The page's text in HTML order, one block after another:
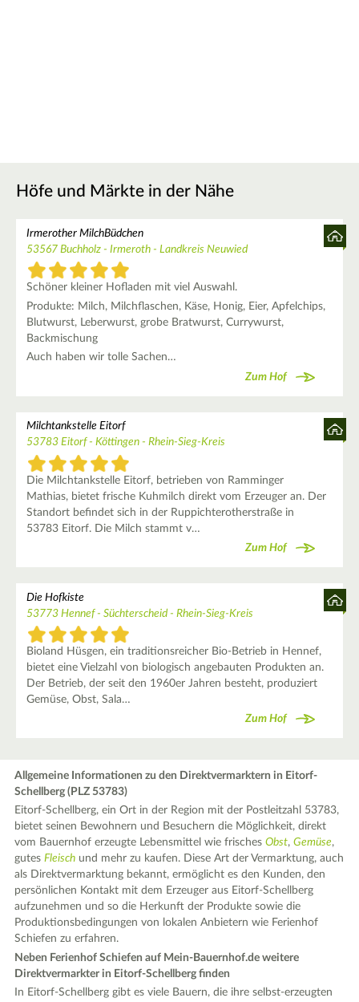
Höfe und Märkte in der Nähe
Irmerother MilchBüdchen
53567 Buchholz - Irmeroth - Landkreis Neuwied
Schöner kleiner Hofladen mit viel Auswahl.
Produkte: Milch, Milchflaschen, Käse, Honig, Eier, Apfelchips,
Blutwurst, Leberwurst, grobe Bratwurst, Currywurst,
Backmischung
Auch haben wir tolle Sachen…
Zum Hof
Milchtankstelle Eitorf
53783 Eitorf - Köttingen - Rhein-Sieg-Kreis
Die Milchtankstelle Eitorf, betrieben von Ramminger
Mathias, bietet frische Kuhmilch direkt vom Erzeuger an. Der
Standort befindet sich in der Ruppichterotherstraße in
53783 Eitorf. Die Milch stammt v…
Zum Hof
Die Hofkiste
53773 Hennef - Süchterscheid - Rhein-Sieg-Kreis
Bioland Hüsgen, ein traditionsreicher Bio-Betrieb in Hennef,
bietet eine Vielzahl von biologisch angebauten Produkten an.
Der Betrieb, der seit den 1960er Jahren besteht, produziert
Gemüse, Obst, Sala…
Zum Hof
Allgemeine Informationen zu den Direktvermarktern in Eitorf-
Schellberg (PLZ 53783)
Eitorf-Schellberg, ein Ort in der Region mit der Postleitzahl 53783,
bietet seinen Bewohnern und Besuchern die Möglichkeit, direkt
vom Bauernhof erzeugte Lebensmittel wie frischesObst,Gemüse,
gutesFleisch und mehr zu kaufen. Diese Art der Vermarktung, auch
als Direktvermarktung bekannt, ermöglicht es den Kunden, den
persönlichen Kontakt mit dem Erzeuger aus Eitorf-Schellberg
aufzunehmen und so die Herkunft der Produkte sowie die
Produktionsbedingungen von lokalen Anbietern wie Ferienhof
Schiefen zu erfahren.
Neben Ferienhof Schiefen auf Mein-Bauernhof.de weitere
Direktvermarkter in Eitorf-Schellberg finden
In Eitorf-Schellberg gibt es viele Bauern, die ihre selbst-erzeugten